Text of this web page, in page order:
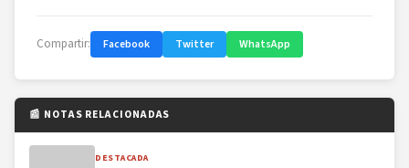
Compartir: Facebook Twitter WhatsApp
📰 NOTAS RELACIONADAS
DESTACADA